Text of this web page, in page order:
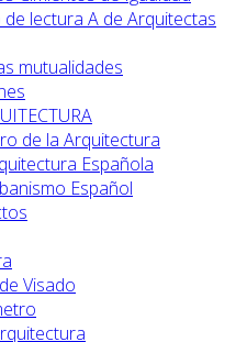
de lectura A de Arquitectas
mutualidades
de la Arquitectura
Española
Español
Visado